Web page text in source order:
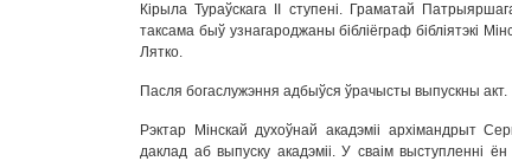
Кірыла Тураўскага II ступені. Граматай
таксама быў узнагароджаны бібліёграф бібліятэкі
Лятко.
Пасля богаслужэння адбыўся ўрачысты выпускны акт.
Рэктар Мінскай духоўнай акадэміі архімандрыт
даклад аб выпуску акадэміі. У сваім выступленні